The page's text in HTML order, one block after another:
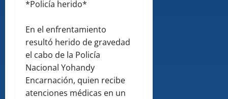
*Policía herido*
En el enfrentamiento
resultó herido de gravedad
el cabo de la Policía
Nacional Yohandy
Encarnación, quien recibe
atenciones médicas en un